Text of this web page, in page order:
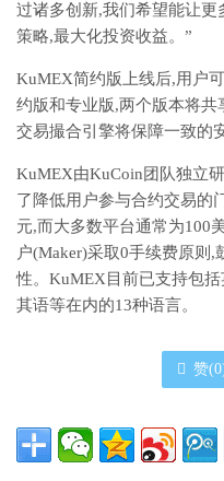
过诸多创新,我们希望能让
策略,最大化投资收益。”
KuMEX简约版上线后,用户
约版和专业版,两个版本将
交易撮合引擎将保障一致的
KuMEX由KuCoin团队独立
了降低用户参与合约交易的
元,而大多数平台通常为100
户(Maker)采取0手续费原则
性。KuMEX目前已支持包
其语等在内的13种语言。
赞(0